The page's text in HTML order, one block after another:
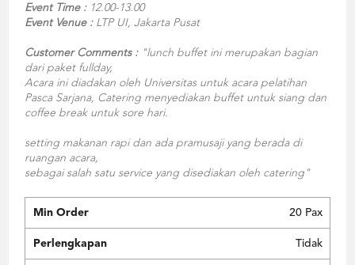
Event Time :12.00-13.00
Event Venue :LTP UI, Jakarta Pusat
Customer Comments :"lunch buffet ini merupakan bagian
dari paket fullday,
Acara ini diadakan oleh Universitas untuk acara pelatihan
Pasca Sarjana, Catering menyediakan buffet untuk siang dan
coffee break untuk sore hari.
setting makanan rapi dan ada pramusaji yang berada di
ruangan acara,
sebagai salah satu service yang disediakan oleh catering"
Min Order 20 Pax
Perlengkapan Tidak